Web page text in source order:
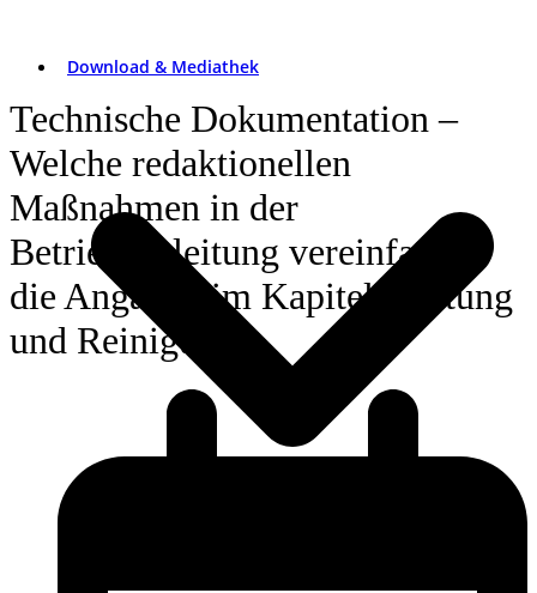
Download & Mediathek
Technische Dokumentation –
Welche redaktionellen
Maßnahmen in der
Betriebsanleitung vereinfachen
die Angaben im Kapitel Wartung
und Reinigung?